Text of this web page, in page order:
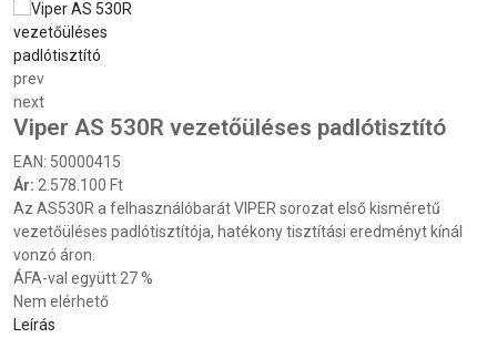
prev
next
Viper AS 530R vezetőüléses padlótisztító
EAN: 50000415
Ár: 2.578.100 Ft
Az AS530R a felhasználóbarát VIPER sorozat első kisméretű
vezetőüléses padlótisztítója, hatékony tisztítási eredményt kínál
vonzó áron.
ÁFA-val együtt 27 %
Nem elérhető
Leírás